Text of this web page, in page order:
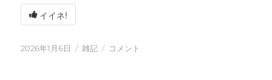
イイネ!
投
2026年1月6日
カ
雑記
2026
コメント